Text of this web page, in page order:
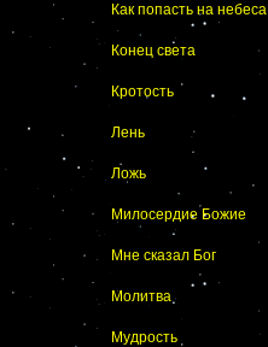
Как попасть на небеса
Конец света
Кротость
Лень
Ложь
Милосердие Божие
Мне сказал Бог
Молитва
Мудрость